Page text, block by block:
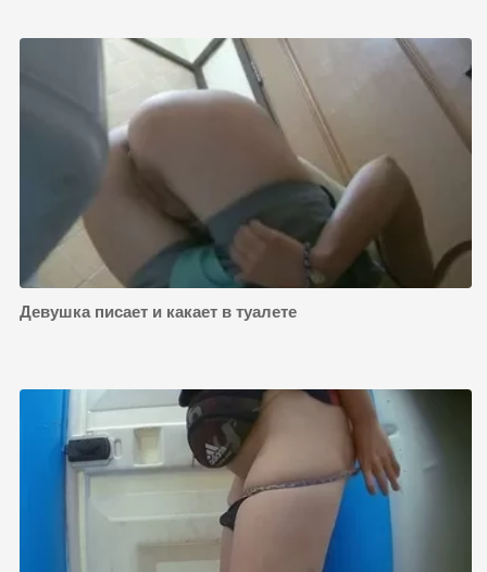
Девушка писает и какает в туалете